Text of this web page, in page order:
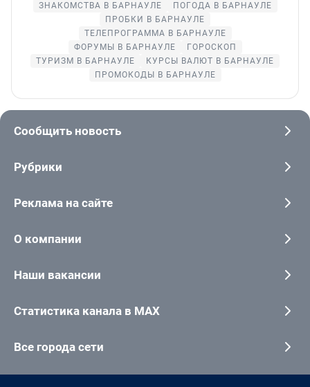
ЗНАКОМСТВА В БАРНАУЛЕ
ПОГОДА В БАРНАУЛЕ
ПРОБКИ В БАРНАУЛЕ
ТЕЛЕПРОГРАММА В БАРНАУЛЕ
ФОРУМЫ В БАРНАУЛЕ
ГОРОСКОП
ТУРИЗМ В БАРНАУЛЕ
КУРСЫ ВАЛЮТ В БАРНАУЛЕ
ПРОМОКОДЫ В БАРНАУЛЕ
Сообщить новость
Рубрики
Реклама на сайте
О компании
Наши вакансии
Статистика канала в MAX
Все города сети